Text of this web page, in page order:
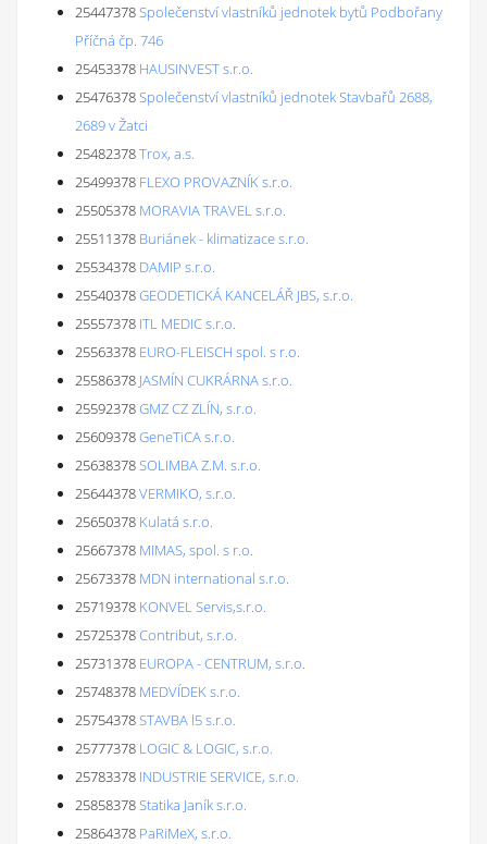
25447378Společenství vlastníků jednotek bytů Podbořany
Příčná čp. 746
25453378 HAUSINVEST s.r.o.
25476378Společenství vlastníků jednotek Stavbařů 2688,
2689 v Žatci
25482378Trox, a.s.
25499378 FLEXO PROVAZNÍK s.r.o.
25505378 MORAVIA TRAVEL s.r.o.
25511378 Buriánek - klimatizace s.r.o.
25534378 DAMIP s.r.o.
25540378GEODETICKÁ KANCELÁŘ JBS, s.r.o.
25557378 ITL MEDIC s.r.o.
25563378 EURO-FLEISCH spol. s r.o.
25586378 JASMÍN CUKRÁRNA s.r.o.
25592378GMZ CZ ZLÍN, s.r.o.
25609378GeneTiCA s.r.o.
25638378SOLIMBA Z.M. s.r.o.
25644378VERMIKO, s.r.o.
25650378 Kulatá s.r.o.
25667378 MIMAS, spol. s r.o.
25673378 MDN international s.r.o.
25719378 KONVEL Servis,s.r.o.
25725378Contribut, s.r.o.
25731378 EUROPA - CENTRUM, s.r.o.
25748378 MEDVÍDEK s.r.o.
25754378STAVBA l5 s.r.o.
25777378 LOGIC & LOGIC, s.r.o.
25783378 INDUSTRIE SERVICE, s.r.o.
25858378Statika Janík s.r.o.
25864378 PaRiMeX, s.r.o.